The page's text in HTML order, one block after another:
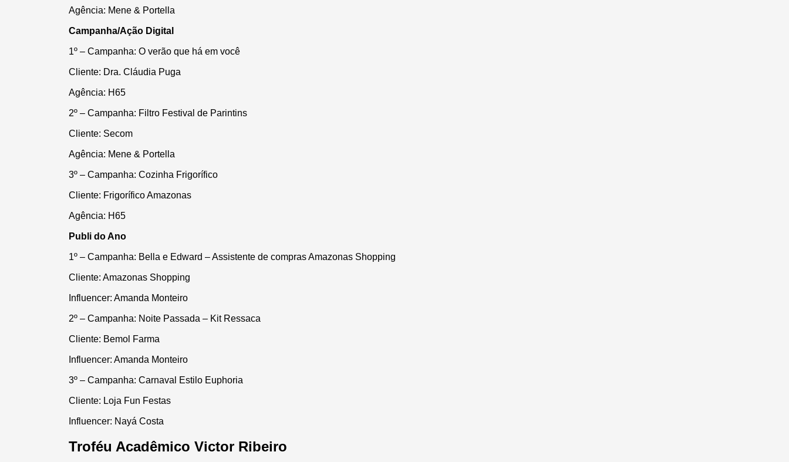
Agência: Mene & Portella
Campanha/Ação Digital
1º – Campanha: O verão que há em você
Cliente: Dra. Cláudia Puga
Agência: H65
2º – Campanha: Filtro Festival de Parintins
Cliente: Secom
Agência: Mene & Portella
3º – Campanha: Cozinha Frigorífico
Cliente: Frigorífico Amazonas
Agência: H65
Publi do Ano
1º – Campanha: Bella e Edward – Assistente de compras Amazonas Shopping
Cliente: Amazonas Shopping
Influencer: Amanda Monteiro
2º – Campanha: Noite Passada – Kit Ressaca
Cliente: Bemol Farma
Influencer: Amanda Monteiro
3º – Campanha: Carnaval Estilo Euphoria
Cliente: Loja Fun Festas
Influencer: Nayá Costa
Troféu Acadêmico Victor Ribeiro